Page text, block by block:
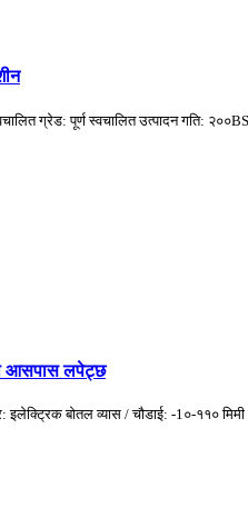
ग्रेड: पूर्ण स्वचालित उत्पादन गति:
आसपास लपेट्छ
बोतल व्यास / चौडाई: -1०-११०